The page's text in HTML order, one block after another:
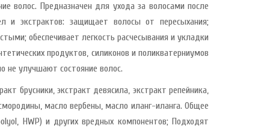
волос. Предназначен для ухода за волосами после
и экстрактов: защищает волосы от пересыхания;
обеспечивает легкость расчесывания и укладки
продуктов, силиконов и поликватерниумов
не улучшают состояние волос.
брусники, экстракт девясила, экстракт репейника,
масло вербены, масло иланг-иланга. Общее
HWP) и других вредных компонентов; Подходят